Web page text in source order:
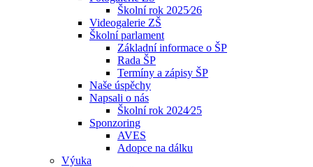
Školní rok 2025⁄26
Videogalerie ZŠ
Školní parlament
Základní informace o ŠP
Rada ŠP
Termíny a zápisy ŠP
Naše úspěchy
Napsali o nás
Školní rok 2024⁄25
Sponzoring
AVES
Adopce na dálku
Výuka